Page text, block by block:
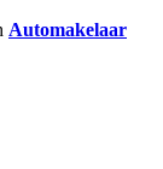
Automakelaar